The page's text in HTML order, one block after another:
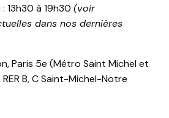
13h30 à 19h30 (voir
dans nos dernières
Paris 5e (Métro Saint Michel et
B, C Saint-Michel-Notre